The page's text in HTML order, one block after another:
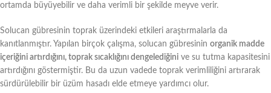
ortamda büyüyebilir ve daha verimli bir şekilde meyve verir.
Solucan gübresinin toprak üzerindeki etkileri araştırmalarla da
kanıtlanmıştır. Yapılan birçok çalışma, solucan gübresinin organik madde
içeriğini artırdığını, toprak sıcaklığını dengelediğini ve su tutma kapasitesini
artırdığını göstermiştir. Bu da uzun vadede toprak verimliliğini artırarak
sürdürülebilir bir üzüm hasadı elde etmeye yardımcı olur.